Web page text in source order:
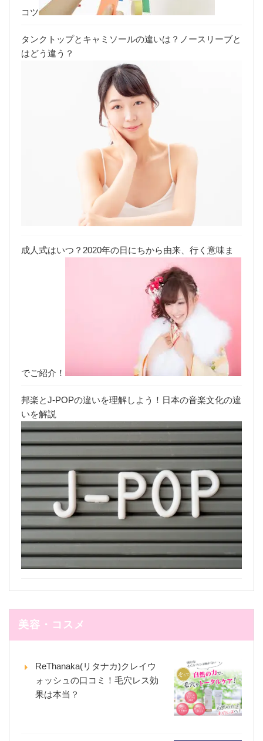
コツ
タンクトップとキャミソールの違いは？ノースリーブと
はどう違う？
成人式はいつ？2020年の日にちから由来、行く意味ま
でご紹介！
邦楽とJ-POPの違いを理解しよう！日本の音楽文化の違
いを解説
美容・コスメ
ReThanaka(リタナカ)クレイウ
ォッシュの口コミ！毛穴レス効
果は本当？